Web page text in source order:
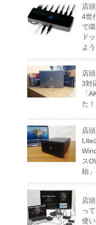
店
4世
で
ド
よ
店
3対
「
た
店
Lite
ス
始
店
っ
使